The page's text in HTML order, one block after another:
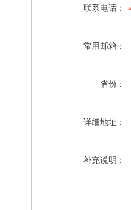
联系电话：
常用邮箱：
省份：
详细地址：
补充说明：